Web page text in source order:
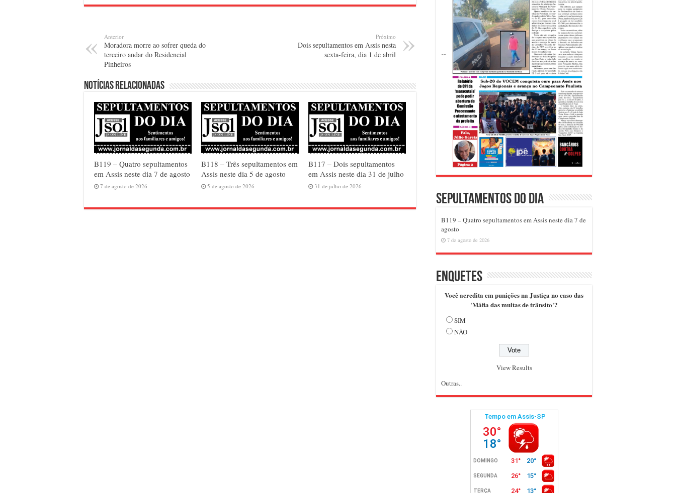
Anterior
Moradora morre ao sofrer queda do
terceiro andar do Residencial
Pinheiros
Próximo
Dois sepultamentos em Assis nesta
sexta-feira, dia 1 de abril
Notícias relacionadas
B119 – Quatro sepultamentos
em Assis neste dia 7 de agosto
7 de agosto de 2026
B118 – Três sepultamentos em
Assis neste dia 5 de agosto
5 de agosto de 2026
B117 – Dois sepultamentos
em Assis neste dia 31 de julho
31 de julho de 2026
Sepultamentos do dia
B119 – Quatro sepultamentos em Assis neste dia 7 de
agosto
7 de agosto de 2026
Enquetes
Você acredita em punições na Justiça no caso das
'Máfia das multas de trânsito'?
SIM
NÃO
View Results
Outras..